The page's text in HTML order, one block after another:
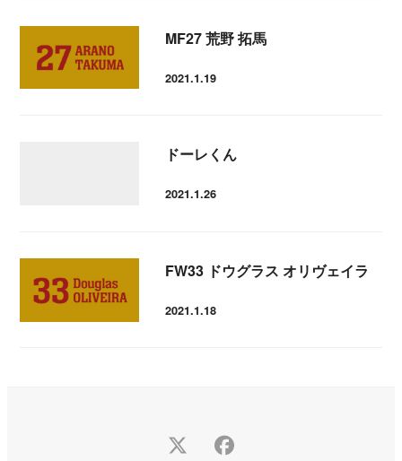
MF27 荒野 拓馬
投稿日
2021.1.19
ドーレくん
投稿日
2021.1.26
FW33 ドウグラス オリヴェイラ
投稿日
2021.1.18
TwitterFacebook